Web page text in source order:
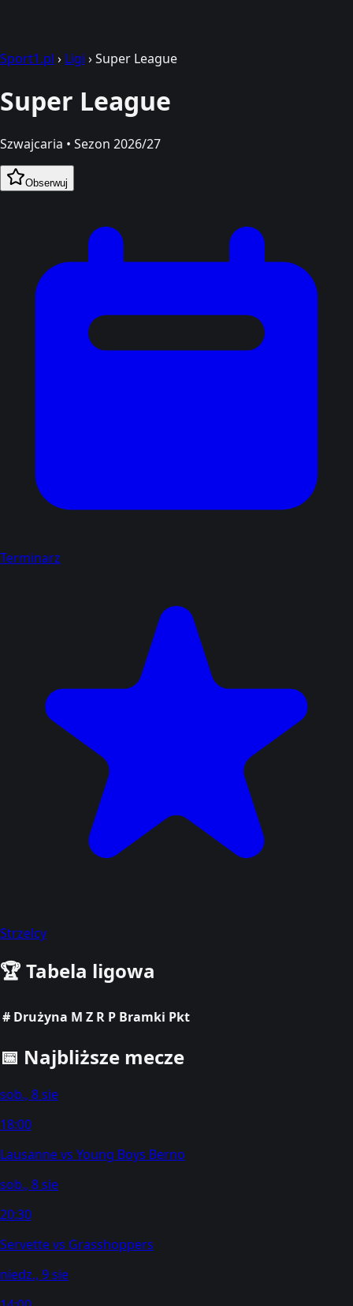
Sport1.pl › Ligi ›Super League
Super League
Szwajcaria • Sezon 2026/27
Obserwuj
Terminarz
Strzelcy
🏆 Tabela ligowa
# Drużyna M Z R P Bramki Pkt
📅 Najbliższe mecze
sob., 8 sie
18:00
Lausannevs Young Boys Berno
sob., 8 sie
20:30
Servettevs Grasshoppers
niedz., 9 sie